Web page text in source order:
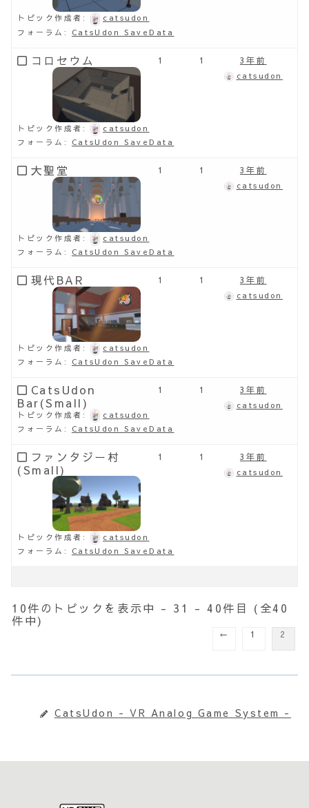
トピック作成者:
catsudon
フォーラム: CatsUdon SaveData
コロセウム
トピック作成者:
catsudon
フォーラム: CatsUdon SaveData
1 1 3年前
catsudon
大聖堂
トピック作成者:
catsudon
フォーラム: CatsUdon SaveData
1 1 3年前
catsudon
現代BAR
トピック作成者:
catsudon
フォーラム: CatsUdon SaveData
1 1 3年前
catsudon
CatsUdon
Bar(Small)
トピック作成者:
catsudon
フォーラム: CatsUdon SaveData
1 1 3年前
catsudon
ファンタジー村
(Small)
トピック作成者:
catsudon
フォーラム: CatsUdon SaveData
1 1 3年前
catsudon
10件のトピックを表示中 - 31 - 40件目 (全40
件中)
← 1 2
CatsUdon - VR Analog Game System -